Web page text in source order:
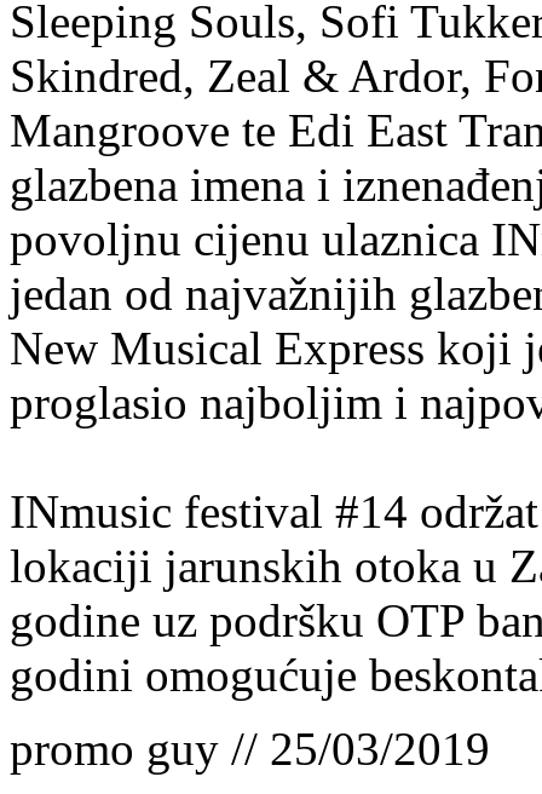
Sleeping Souls, Sofi
Skindred, Zeal & Ardor,
Mangroove te Edi East
glazbena imena i
povoljnu cijenu ulaznica
jedan od najvažnijih
New Musical Express koji
proglasio najboljim i
INmusic festival #14
lokaciji jarunskih otoka u
godine uz podršku OTP
godini omogućuje
promo guy // 25/03/2019